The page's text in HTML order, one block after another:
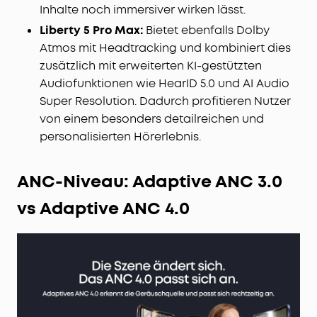
Inhalte noch immersiver wirken lässt.
Liberty 5 Pro Max: Bietet ebenfalls Dolby
Atmos mit Headtracking und kombiniert dies
zusätzlich mit erweiterten KI-gestützten
Audiofunktionen wie HearID 5.0 und AI Audio
Super Resolution. Dadurch profitieren Nutzer
von einem besonders detailreichen und
personalisierten Hörerlebnis.
ANC-Niveau: Adaptive ANC 3.0
vs Adaptive ANC 4.0